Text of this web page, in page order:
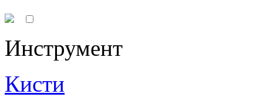
Инструмент
Кисти